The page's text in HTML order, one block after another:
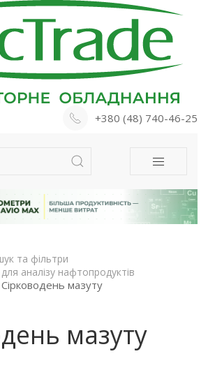
+380 (48) 740-46-25
та фільтри
аналізу нафтопродуктів
Сірководень мазуту
мазуту